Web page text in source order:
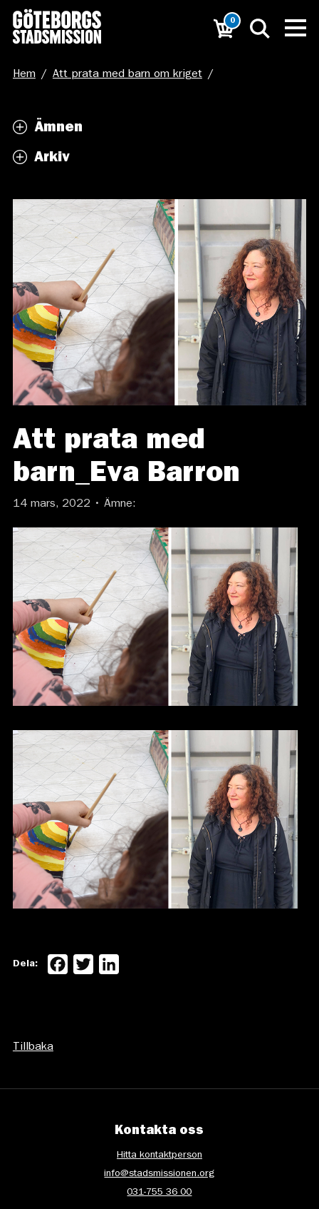
0
Hem / Att prata med barn om kriget /
Ämnen
Arkiv
Att prata med
barn_Eva Barron
14 mars, 2022 • Ämne:
Dela: Facebook
Twitter
Tillbaka
Kontakta oss
Hitta kontaktperson
info@stadsmissionen.org
031-755 36 00